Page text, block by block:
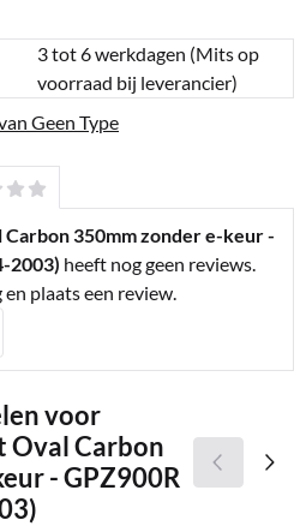
3 tot 6 werkdagen (Mits op
voorraad bij leverancier)
Geen Type
350mm zonder e-keur -
2003) heeft nog geen reviews.
plaats een review.
voor
Oval Carbon
- GPZ900R